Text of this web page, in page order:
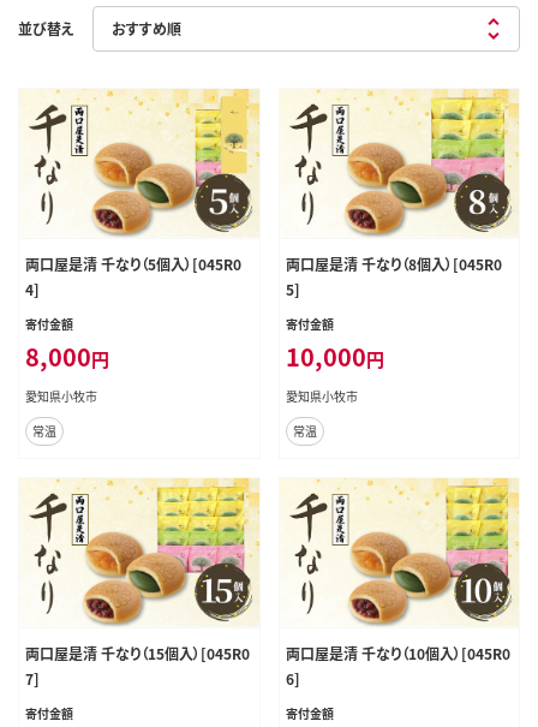
並び替え
両口屋是清 千なり（5個入）[045R0
4]
寄付金額
8,000円
愛知県小牧市
常温
両口屋是清 千なり（8個入）[045R0
5]
寄付金額
10,000円
愛知県小牧市
常温
両口屋是清 千なり（15個入）[045R0
7]
寄付金額
両口屋是清 千なり（10個入）[045R0
6]
寄付金額